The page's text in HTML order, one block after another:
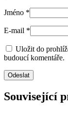
Jméno *
E-mail *
Uložit do
budoucí komentáře.
Související